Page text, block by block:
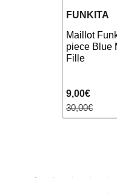
FUNKITA
Maillot
piece Blue
Fille
9,00€
30,00€